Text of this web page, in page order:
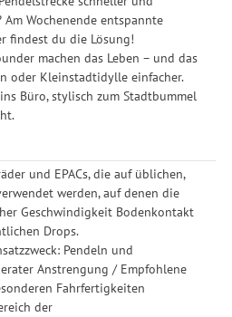
Wochenende entspannte
findest du die Lösung!
machen das Leben – und das
oder Kleinstadtidylle einfacher.
Büro, stylisch zum Stadtbummel
und EPACs, die auf üblichen,
werden, auf denen die
Geschwindigkeit Bodenkontakt
Drops.
Pendeln und
Anstrengung / Empfohlene
Fahrfertigkeiten
der